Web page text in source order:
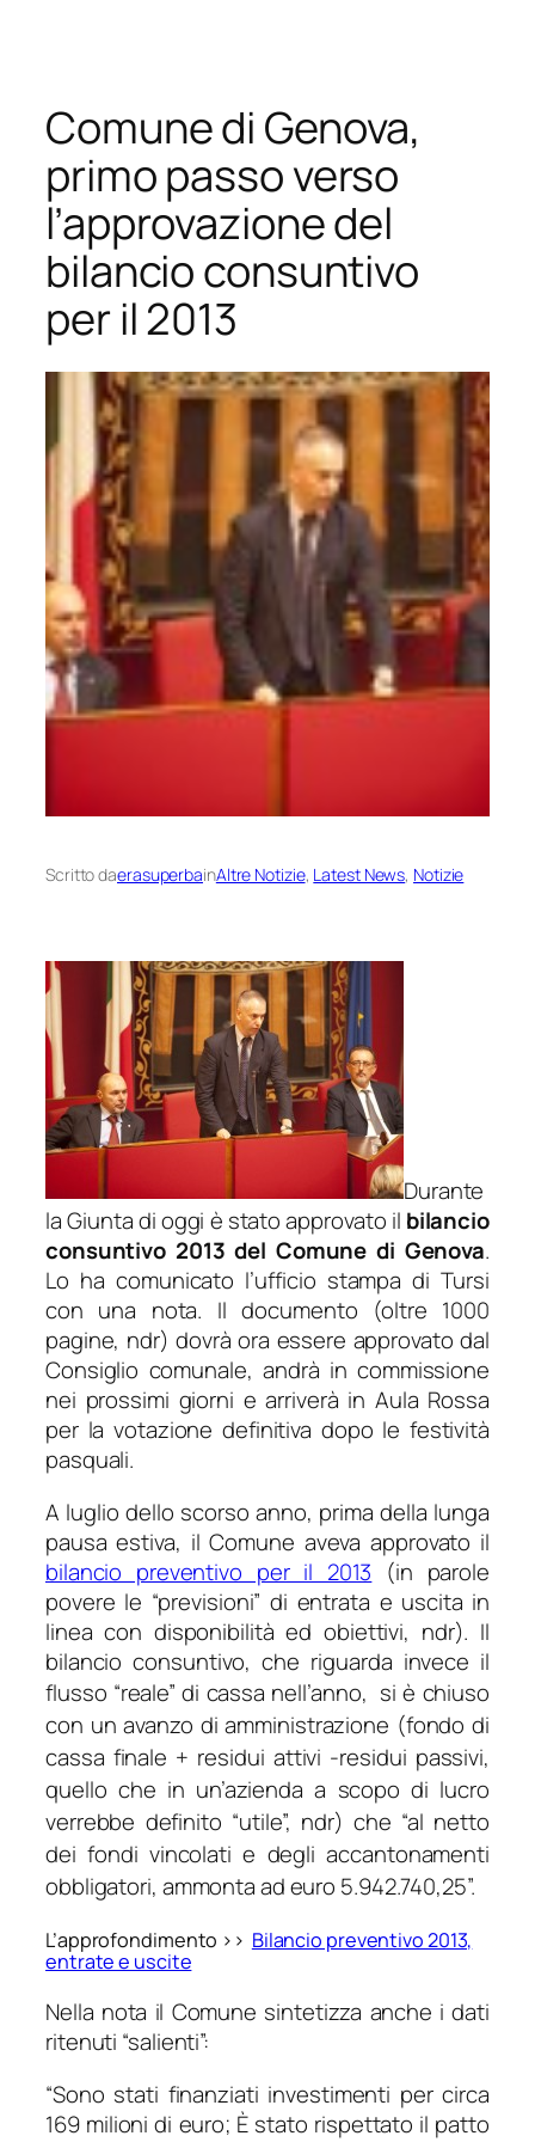
contenuto
Comune di Genova,
primo passo verso
l’approvazione del
bilancio consuntivo
per il 2013
Scritto daerasuperbainAltre Notizie, Latest News, Notizie
Durante
la Giunta di oggi è stato approvato il bilancio
consuntivo 2013 del Comune di Genova.
Lo ha comunicato l’ufficio stampa di Tursi
con una nota. Il documento (oltre 1000
pagine, ndr) dovrà ora essere approvato dal
Consiglio comunale, andrà in commissione
nei prossimi giorni e arriverà in Aula Rossa
per la votazione definitiva dopo le festività
pasquali.
A luglio dello scorso anno, prima della lunga
pausa estiva, il Comune aveva approvato il
bilancio preventivo per il 2013 (in parole
povere le “previsioni” di entrata e uscita in
linea con disponibilità ed obiettivi, ndr). Il
bilancio consuntivo, che riguarda invece il
flusso “reale” di cassa nell’anno, si è chiuso
con un avanzo di amministrazione (fondo di
cassa finale + residui attivi -residui passivi,
quello che in un’azienda a scopo di lucro
verrebbe definito “utile”, ndr) che “al netto
dei fondi vincolati e degli accantonamenti
obbligatori, ammonta ad euro 5.942.740,25”.
L’approfondimento >> Bilancio preventivo 2013,
entrate e uscite
Nella nota il Comune sintetizza anche i dati
ritenuti “salienti”:
“Sono stati finanziati investimenti per circa
169 milioni di euro; È stato rispettato il patto